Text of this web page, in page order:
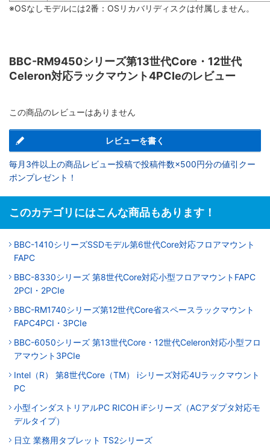
※OSなしモデルには2番：OSリカバリディスクは付属しません。
BBC-RM9450シリーズ第13世代Core・12世代
Celeron対応ラックマウント4PCIeのレビュー
この商品のレビューはありません
レビューを書く
毎月3件以上の商品レビュー投稿で投稿件数×500円分の値引クー
ポンプレゼント！
このカテゴリにはこんな商品もあります！
BBC-1410シリーズSSDモデル第6世代Core対応フロアマウント
FAPC
BBC-8330シリーズ 第8世代Core対応小型フロアマウントFAPC
2PCI・2PCIe
BBC-RM1740シリーズ第12世代Core省スペースラックマウント
FAPC4PCI・3PCIe
BBC-6050シリーズ 第13世代Core・12世代Celeron対応小型フロ
アマウント3PCIe
Intel（R） 第8世代Core（TM） iシリーズ対応4Uラックマウント
PC
小型インダストリアルPC RICOH iFシリーズ（ACアダプタ対応モ
デルタイプ）
日立 業務用タブレット TS2シリーズ